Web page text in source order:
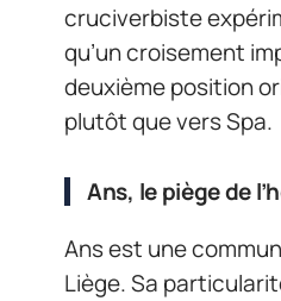
cruciverbiste
qu’un croisement
deuxième position
plutôt que vers Spa.
Ans, le piège de
Ans est une
Liège. Sa